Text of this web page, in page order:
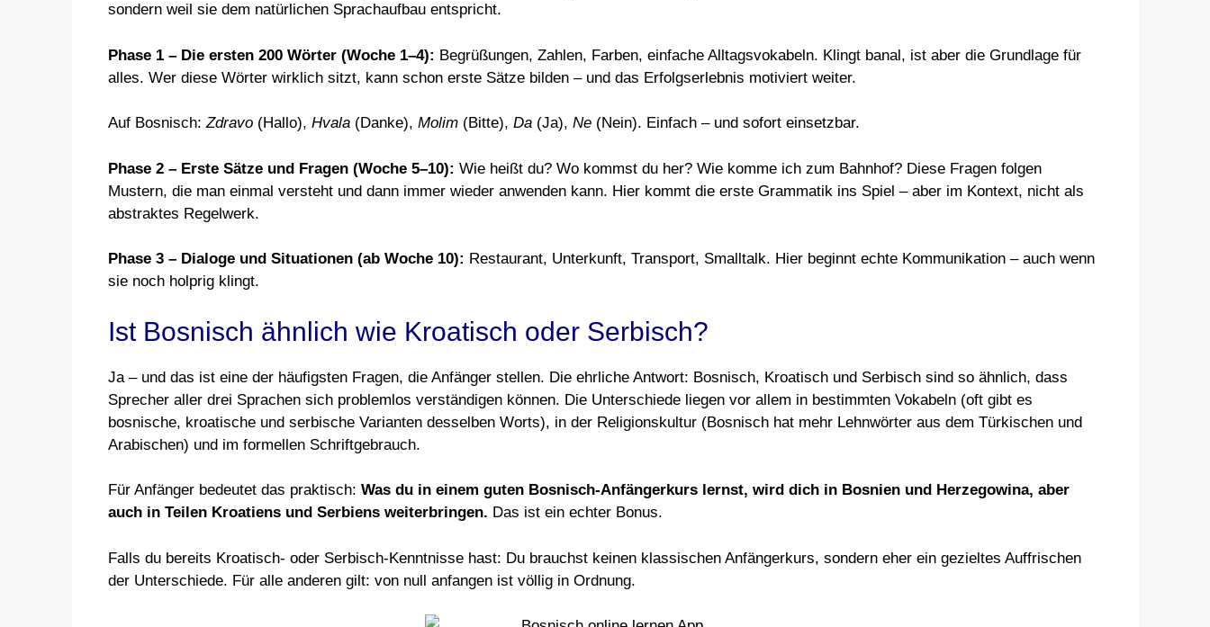
sondern weil sie dem natürlichen Sprachaufbau entspricht.
Phase 1 – Die ersten 200 Wörter (Woche 1–4): Begrüßungen, Zahlen, Farben, einfache Alltagsvokabeln. Klingt banal, ist aber die Grundlage für
alles. Wer diese Wörter wirklich sitzt, kann schon erste Sätze bilden – und das Erfolgserlebnis motiviert weiter.
Auf Bosnisch:Zdravo(Hallo), Hvala(Danke), Molim(Bitte), Da(Ja), Ne(Nein). Einfach – und sofort einsetzbar.
Phase 2 – Erste Sätze und Fragen (Woche 5–10): Wie heißt du? Wo kommst du her? Wie komme ich zum Bahnhof? Diese Fragen folgen
Mustern, die man einmal versteht und dann immer wieder anwenden kann. Hier kommt die erste Grammatik ins Spiel – aber im Kontext, nicht als
abstraktes Regelwerk.
Phase 3 – Dialoge und Situationen (ab Woche 10): Restaurant, Unterkunft, Transport, Smalltalk. Hier beginnt echte Kommunikation – auch wenn
sie noch holprig klingt.
Ist Bosnisch ähnlich wie Kroatisch oder Serbisch?
Ja – und das ist eine der häufigsten Fragen, die Anfänger stellen. Die ehrliche Antwort: Bosnisch, Kroatisch und Serbisch sind so ähnlich, dass
Sprecher aller drei Sprachen sich problemlos verständigen können. Die Unterschiede liegen vor allem in bestimmten Vokabeln (oft gibt es
bosnische, kroatische und serbische Varianten desselben Worts), in der Religionskultur (Bosnisch hat mehr Lehnwörter aus dem Türkischen und
Arabischen) und im formellen Schriftgebrauch.
Für Anfänger bedeutet das praktisch: Was du in einem guten Bosnisch-Anfängerkurs lernst, wird dich in Bosnien und Herzegowina, aber
auch in Teilen Kroatiens und Serbiens weiterbringen. Das ist ein echter Bonus.
Falls du bereits Kroatisch- oder Serbisch-Kenntnisse hast: Du brauchst keinen klassischen Anfängerkurs, sondern eher ein gezieltes Auffrischen
der Unterschiede. Für alle anderen gilt: von null anfangen ist völlig in Ordnung.